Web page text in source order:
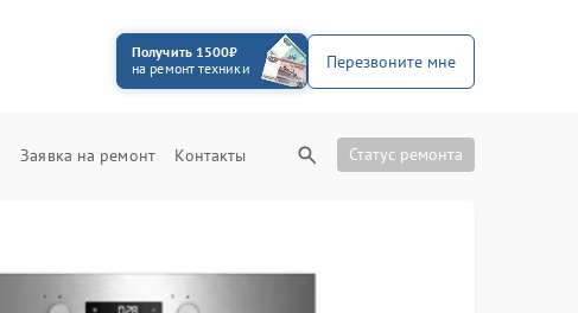
Получить 1500₽
на ремонт техники
Перезвоните мне
Заявка на ремонт Контакты Статус ремонта